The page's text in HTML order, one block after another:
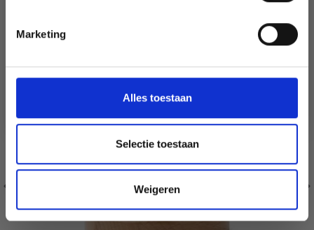
Marketing
Alles toestaan
Selectie toestaan
Weigeren
Wil je liever nieuws ontvangen over onze
Nederlands?